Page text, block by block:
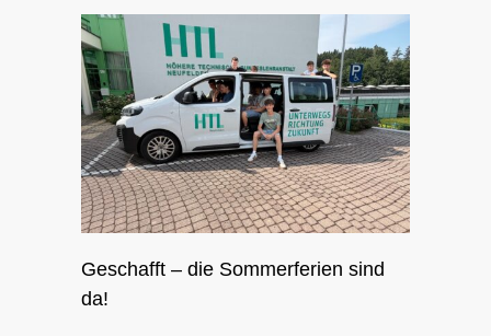
Geschafft – die Sommerferien sind
da!